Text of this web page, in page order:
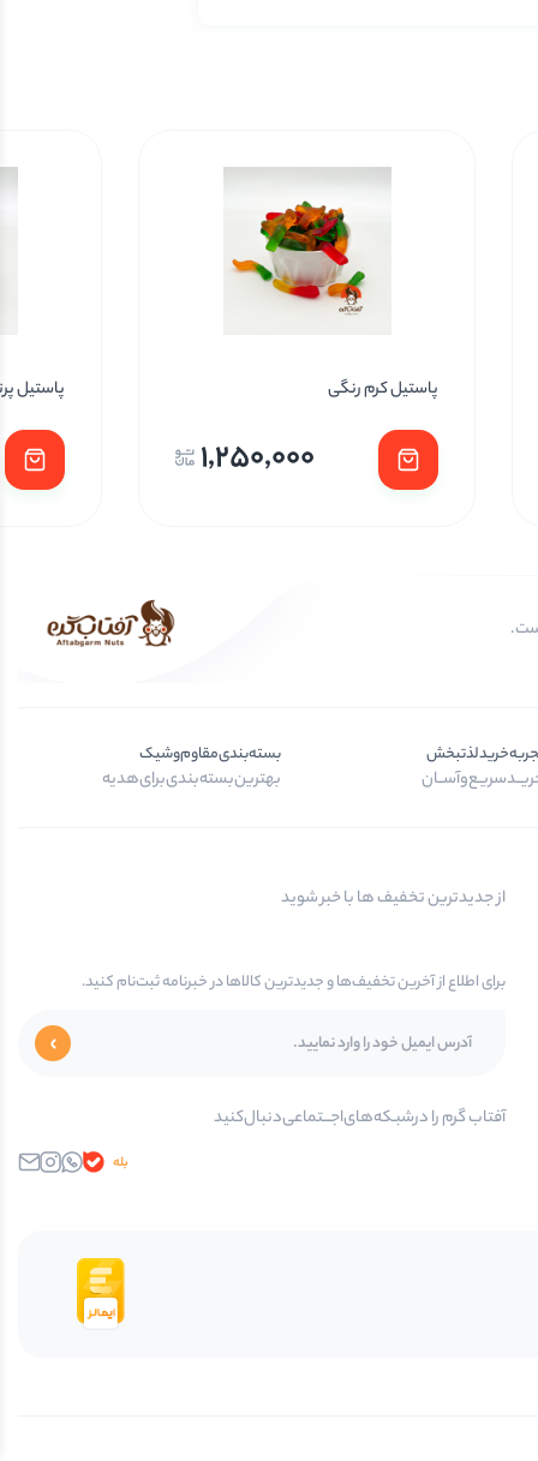
پاستیل کرم رنگی
1,250,000
پاستیل
بسته‌بندی‌مقاوم‌وشیک
بهترین‌بسته‌بندی‌برای‌هدیه
از جدیدترین تخفیف ها با خبر شوید
برای اطلاع از آخرین تخفیف‌ها و جدیدترین کالاها در خبرنامه ثبت‌نام کنید.
آفتاب گرم را در‌‌شبـکه‌های‌اجـــتماعی‌دنبال‌کنید
بلهواتساپ
اینستاگرامایمیل